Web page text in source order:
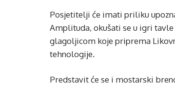
Posjetitelji će imati priliku
Amplituda, okušati se u igri
glagoljicom koje priprema
tehnologije.
Predstavit će se i mostarski